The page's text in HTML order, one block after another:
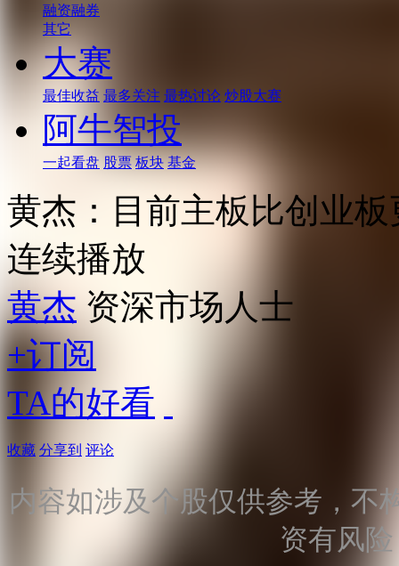
融资融券
其它
大赛
最佳收益 最多关注 最热讨论 炒股大赛
阿牛智投
一起看盘 股票 板块 基金
黄杰：目前主板比创业
连续播放
黄杰 资深市场人士
+订阅
TA的好看
收藏 分享到 评论
内容如涉及个股仅供参考，不
资有风